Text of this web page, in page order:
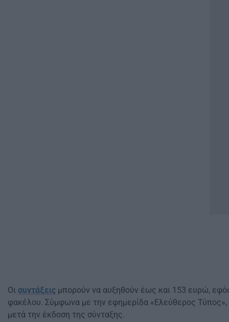
Οι συντάξεις μπορούν να αυξηθούν έως και 153 ευρώ,
φακέλου. Σύμφωνα με την εφημερίδα «Ελεύθερος Τύπος»,
μετά την έκδοση της σύνταξης.